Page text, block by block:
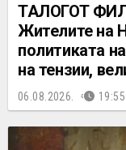
ТАЛОГОТ
Жителите на
политиката
на тензии,
06.08.2026. 19:55